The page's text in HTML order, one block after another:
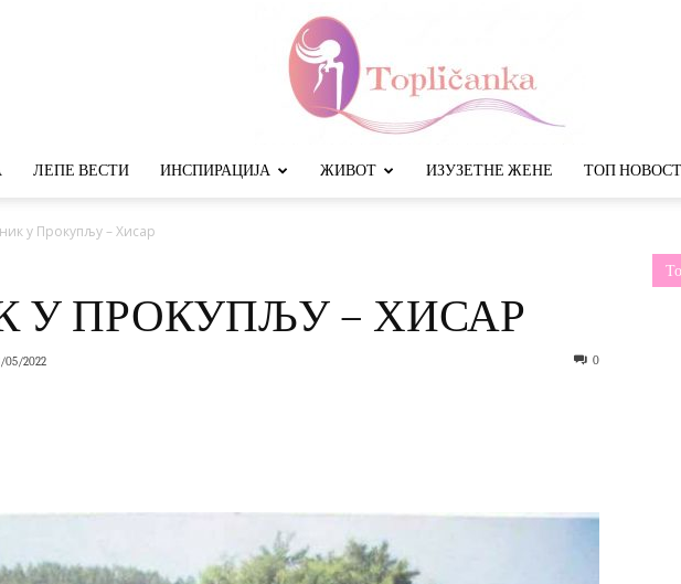
ЛЕПЕ ВЕСТИ ИНСПИРАЦИЈА ЖИВОТ ИЗУЗЕТНЕ ЖЕНЕ ТОП
у Прокупљу – Хисар
У ПРОКУПЉУ – ХИСАР
05/2022 0